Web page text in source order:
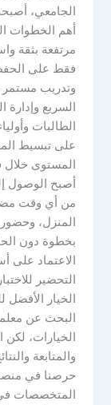
الجامعي،
أهم الخطوات
مرتفعة بثقة
فقط على
وتدريب مستمر
السريع وإدارة
الطالبات
على تبسيط
المستوى خلال
أصبح الوصول
من أي وقت
المنزل،
بخطوة دون
الاعتماد على
التحضير
الخيار
البحث عن
الخيارات،
والمتابعة
حرصنا في
المتخصصات